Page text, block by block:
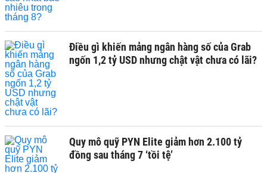
Điều gì khiến mảng ngân hàng số của Grab
ngốn 1,2 tỷ USD nhưng chật vật chưa có lãi?
Quy mô quỹ PYN Elite giảm hơn 2.100 tỷ
đồng sau tháng 7 ‘tồi tệ’